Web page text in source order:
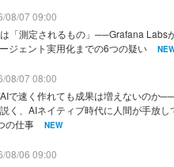
08/07 09:00
「測定されるもの」──Grafana Labs
ジェント実用化までの6つの疑い
08/07 08:00
で速く作れても成果は増えないのか
く、AIネイティブ時代に人間が手放し
の仕事
NEW
08/06 09:00